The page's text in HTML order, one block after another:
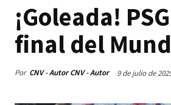
¡Goleada!
final del
Por CNV - Autor CNV - Autor 9 de julio de